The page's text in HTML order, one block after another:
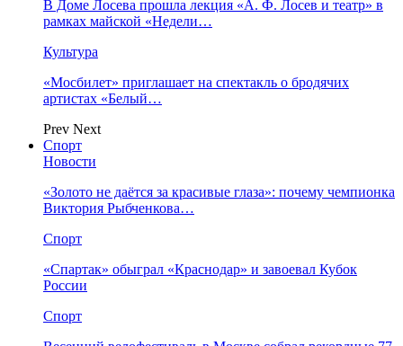
В Доме Лосева прошла лекция «А. Ф. Лосев и театр» в
рамках майской «Недели…
Культура
«Мосбилет» приглашает на спектакль о бродячих
артистах «Белый…
Prev Next
Спорт
Новости
«Золото не даётся за красивые глаза»: почему чемпионка
Виктория Рыбченкова…
Спорт
«Спартак» обыграл «Краснодар» и завоевал Кубок
России
Спорт